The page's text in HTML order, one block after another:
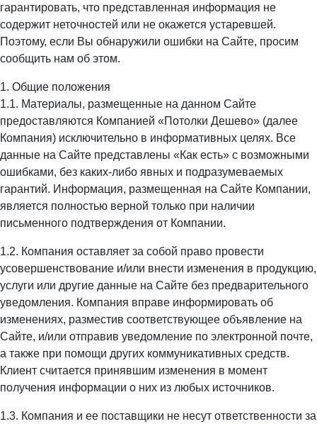
гарантировать, что представленная информация не
содержит неточностей или не окажется устаревшей.
Поэтому, если Вы обнаружили ошибки на Сайте, просим
сообщить нам об этом.
1. Общие положения
1.1. Материалы, размещенные на данном Сайте
предоставляются Компанией «Потолки Дешево» (далее
Компания) исключительно в информативных целях. Все
данные на Сайте представлены «Как есть» с возможными
ошибками, без каких-либо явных и подразумеваемых
гарантий. Информация, размещенная на Сайте Компании,
является полностью верной только при наличии
письменного подтверждения от Компании.
1.2. Компания оставляет за собой право провести
усовершенствование и/или внести изменения в продукцию,
услуги или другие данные на Сайте без предварительного
уведомления. Компания вправе информировать об
изменениях, разместив соответствующее объявление на
Сайте, и/или отправив уведомление по электронной почте,
а также при помощи других коммуникативных средств.
Клиент считается принявшим изменения в момент
получения информации о них из любых источников.
1.3. Компания и ее поставщики не несут ответственности за